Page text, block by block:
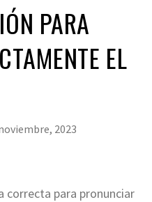
PARA
EL
2023
correcta para pronunciar